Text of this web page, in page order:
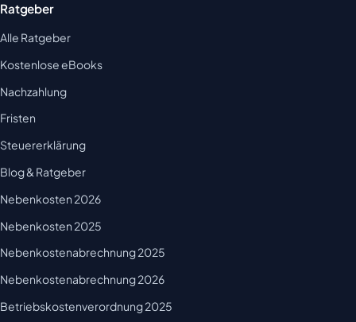
Ratgeber
Alle Ratgeber
Kostenlose eBooks
Nachzahlung
Fristen
Steuererklärung
Blog & Ratgeber
Nebenkosten 2026
Nebenkosten 2025
Nebenkostenabrechnung 2025
Nebenkostenabrechnung 2026
Betriebskostenverordnung 2025